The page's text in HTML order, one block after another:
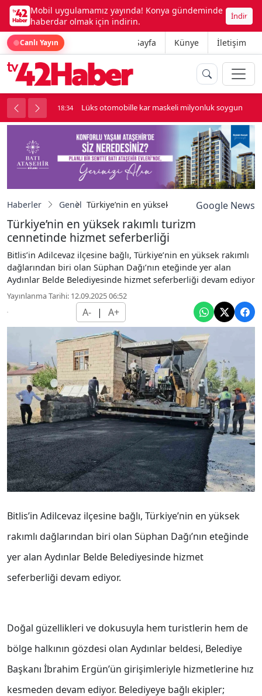
Mobil uygulamamız yayında! Konya gündeminde
haberdar olmak için indirin.
İndir
Canlı Yayın Ana Sayfa Künye İletişim
kavga çıktı 18:34 Lüks otomobille kar maskeli milyonluk soygun
Haberler Genel Türkiye’nin en yüksek rakımlı turizm
Google News
Türkiye’nin en yüksek rakımlı turizm
cennetinde hizmet seferberliği
Bitlis’in Adilcevaz ilçesine bağlı, Türkiye’nin en yüksek rakımlı
dağlarından biri olan Süphan Dağı’nın eteğinde yer alan
Aydınlar Belde Belediyesinde hizmet seferberliği devam ediyor
Yayınlanma Tarihi: 12.09.2025 06:52
A- | A+
Bitlis’in Adilcevaz ilçesine bağlı, Türkiye’nin en yüksek
rakımlı dağlarından biri olan Süphan Dağı’nın eteğinde
yer alan Aydınlar Belde Belediyesinde hizmet
seferberliği devam ediyor.
Doğal güzellikleri ve dokusuyla hem turistlerin hem de
bölge halkının gözdesi olan Aydınlar beldesi, Belediye
Başkanı İbrahim Ergün’ün girişimleriyle hizmetlerine hız
kesmeden devam ediyor. Belediyeye bağlı ekipler;